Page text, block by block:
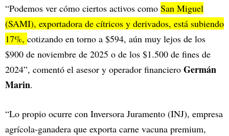
“Podemos ver cómo ciertos activos como San Miguel
(SAMI), exportadora de cítricos y derivados, está subiendo
17%, cotizando en torno a $594, aún muy lejos de los
$900 de noviembre de 2025 o de los $1.500 de fines de
2024”, comentó el asesor y operador financiero Germán
Marin.
“Lo propio ocurre con Inversora Juramento (INJ), empresa
agrícola-ganadera que exporta carne vacuna premium,